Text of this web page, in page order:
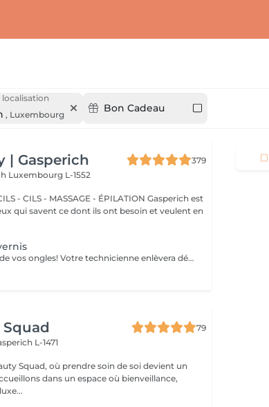
, Luxembourg
Bon Cadeau
| Gasperich
379
Luxembourg L-1552
CILS - MASSAGE - ÉPILATION Gasperich est
qui savent ce dont ils ont besoin et veulent en
Nous prenons soin de vos ongles! Votre technicienne enlèvera délicatement les cellules mortes, façonnera et limera vos ongles, et polira la surface extérieure pour un fini lisse et naturel. Nos experts proposent des manucures à bords, hardware ou combinées, selon vos préférences. Comment se fait une manucure sans vernis? - la peau rugueuse est délicatement enlevée - la forme de la plaque de l'ongle est corrigée avec douceur - les cuticules et bords latéraux sont soigneusement traités - de l'huile nourrissante pour les cuticules et de la crème pour les mains sont appliquées pour nourrir et hydrater Limitations d'âge: recommandé à partir de 14 ans. Recommandations post-procédure: aucun soin particulier n'est nécessaire après cette procédure. Fréquence: une fois toutes les 3 semaines.
79
L-1471
Squad, où prendre soin de soi devient un
dans un espace où bienveillance,